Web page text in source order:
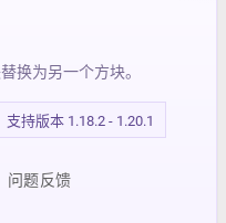
换为另一个方块。
支持版本 1.18.2 - 1.20.1
问题反馈